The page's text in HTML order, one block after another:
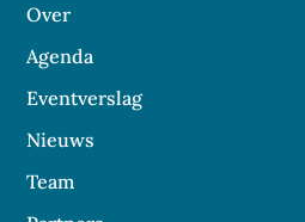
Over
Agenda
Eventverslag
Nieuws
Team